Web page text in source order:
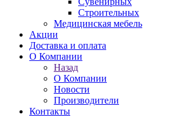
Строительных
Медицинская мебель
Акции
Доставка и оплата
О Компании
Назад
О Компании
Новости
Производители
Контакты